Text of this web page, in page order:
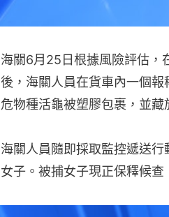
海關6月25日根據風險評估，
後，海關人員在貨車內一個
危物種活龜被塑膠包裹，並
海關人員隨即採取監控遞送
女子。被捕女子現正保釋候查